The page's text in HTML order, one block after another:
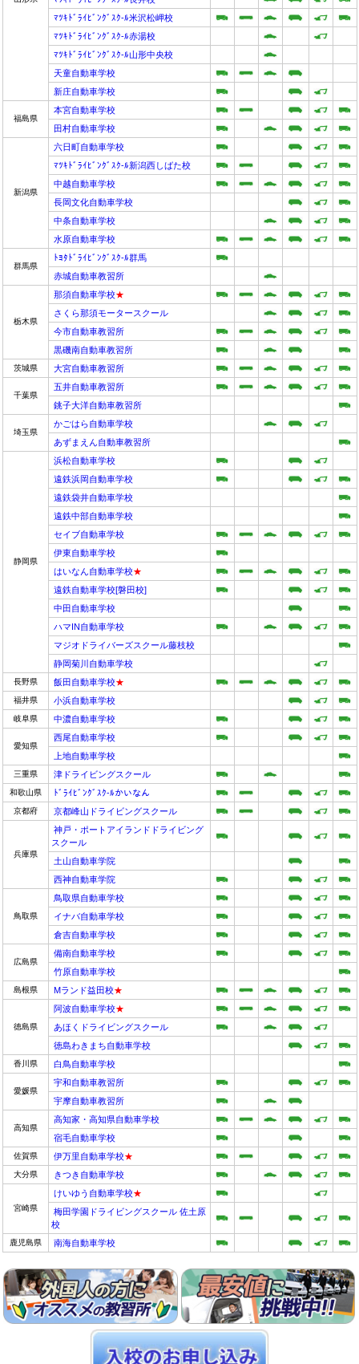
ﾏﾂｷﾄﾞﾗｲﾋﾞﾝｸﾞｽｸ-ﾙ米沢松岬校
ﾏﾂｷﾄﾞﾗｲﾋﾞﾝｸﾞｽｸ-ﾙ赤湯校
ﾏﾂｷﾄﾞﾗｲﾋﾞﾝｸﾞｽｸ-ﾙ山形中央校
天童自動車学校
新庄自動車学校
福島県
本宮自動車学校
田村自動車学校
新潟県
六日町自動車学校
ﾏﾂｷﾄﾞﾗｲﾋﾞﾝｸﾞｽｸ-ﾙ新潟西しばた校
中越自動車学校
長岡文化自動車学校
中条自動車学校
水原自動車学校
群馬県
ﾄﾖﾀﾄﾞﾗｲﾋﾞﾝｸﾞｽｸ-ﾙ群馬
赤城自動車教習所
栃木県
那須自動車学校★
さくら那須モータースクール
今市自動車教習所
黒磯南自動車教習所
茨城県 大宮自動車教習所
千葉県
五井自動車教習所
銚子大洋自動車教習所
埼玉県
かごはら自動車学校
あずまえん自動車教習所
静岡県
浜松自動車学校
遠鉄浜岡自動車学校
遠鉄袋井自動車学校
遠鉄中部自動車学校
セイブ自動車学校
伊東自動車学校
はいなん自動車学校★
遠鉄自動車学校[磐田校]
中田自動車学校
ハマIN自動車学校
マジオドライバーズスクール藤枝校
静岡菊川自動車学校
長野県 飯田自動車学校★
福井県 小浜自動車学校
岐阜県 中濃自動車学校
愛知県
西尾自動車学校
上地自動車学校
三重県 津ドライビングスクール
和歌山県 ﾄﾞﾗｲﾋﾞﾝｸﾞｽｸ-ﾙかいなん
京都府 京都峰山ドライビングスクール
兵庫県
神戸・ポートアイランドドライビング
スクール
土山自動車学院
西神自動車学院
鳥取県
鳥取県自動車学校
イナバ自動車学校
倉吉自動車学校
広島県
備南自動車学校
竹原自動車学校
島根県 Mランド益田校★
徳島県
阿波自動車学校★
あほくドライビングスクール
徳島わきまち自動車学校
香川県 白鳥自動車学校
愛媛県
宇和自動車教習所
宇摩自動車教習所
高知県
高知家・高知県自動車学校
宿毛自動車学校
佐賀県 伊万里自動車学校★
大分県 きつき自動車学校
宮崎県
けいゆう自動車学校★
梅田学園ドライビングスクール 佐土原
校
鹿児島県 南海自動車学校